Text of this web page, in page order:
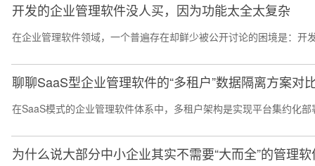
开发的企业管理软件没人买，因为功能太全太复杂
在企业管理软件领域，一个普遍存在却鲜少被公开讨论的困境是：
聊聊SaaS型企业管理软件的“多租户”数据隔离方案对
在SaaS模式的企业管理软件体系中，多租户架构是实现平台集约化
为什么说大部分中小企业其实不需要“大而全”的管理